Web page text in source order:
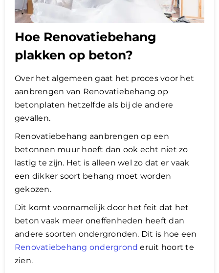
Hoe Renovatiebehang
plakken op beton?
Over het algemeen gaat het proces voor het
aanbrengen van Renovatiebehang op
betonplaten hetzelfde als bij de andere
gevallen.
Renovatiebehang aanbrengen op een
betonnen muur hoeft dan ook echt niet zo
lastig te zijn. Het is alleen wel zo dat er vaak
een dikker soort behang moet worden
gekozen.
Dit komt voornamelijk door het feit dat het
beton vaak meer oneffenheden heeft dan
andere soorten ondergronden. Dit is hoe een
Renovatiebehang ondergrond eruit hoort te
zien.